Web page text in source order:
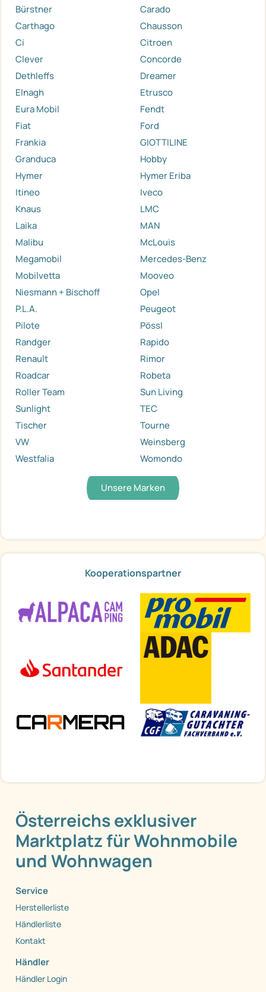
Bürstner
Carado
Carthago
Chausson
Ci
Citroen
Clever
Concorde
Dethleffs
Dreamer
Elnagh
Etrusco
Eura Mobil
Fendt
Fiat
Ford
Frankia
GIOTTILINE
Granduca
Hobby
Hymer
Hymer Eriba
Itineo
Iveco
Knaus
LMC
Laika
MAN
Malibu
McLouis
Megamobil
Mercedes-Benz
Mobilvetta
Mooveo
Niesmann + Bischoff
Opel
P.L.A.
Peugeot
Pilote
Pössl
Randger
Rapido
Renault
Rimor
Roadcar
Robeta
Roller Team
Sun Living
Sunlight
TEC
Tischer
Tourne
VW
Weinsberg
Westfalia
Womondo
Unsere Marken
Kooperationspartner
Österreichs exklusiver
Marktplatz für Wohnmobile
und Wohnwagen
Service
Herstellerliste
Händlerliste
Kontakt
Händler
Händler Login